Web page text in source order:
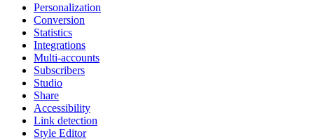
Personalization
Conversion
Statistics
Integrations
Multi-accounts
Subscribers
Studio
Share
Accessibility
Link detection
Style Editor